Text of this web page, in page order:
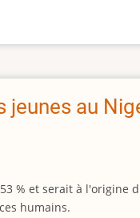
jeunes au
% et serait à l'origine
humains.